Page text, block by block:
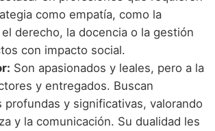
como empatía, como la
derecho, la docencia o la gestión
con impacto social.
Son apasionados y leales, pero a la
y entregados. Buscan
profundas y significativas, valorando
y la comunicación. Su dualidad les